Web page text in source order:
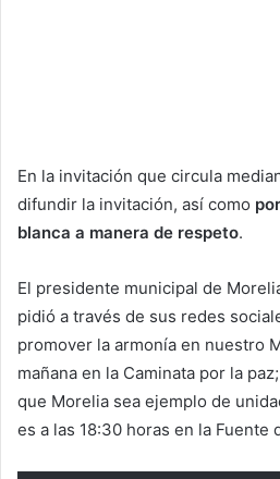
En la invitación que circula
difundir la invitación, así como
blanca a manera de respeto.
El presidente municipal de
pidió a través de sus redes
promover la armonía en nuestro
mañana en la Caminata por la
que Morelia sea ejemplo de
es a las 18:30 horas en la Fuente